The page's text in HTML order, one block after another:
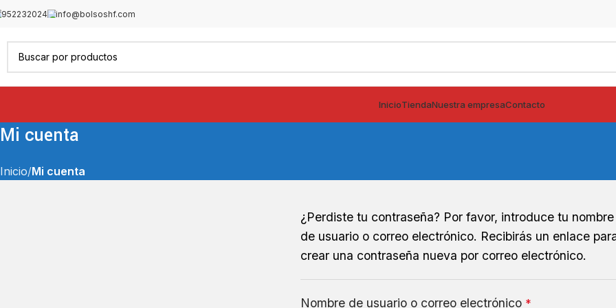
952232024 info@bolsoshf.com
InicioTiendaNuestra empresaContacto
Mi cuenta
Inicio Mi cuenta
¿Perdiste tu contraseña? Por favor, introduce tu nombre
de usuario o correo electrónico. Recibirás un enlace
crear una contraseña nueva por correo electrónico.
Nombre de usuario o correo electrónico *